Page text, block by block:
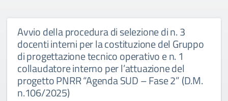
Avvio della procedura di selezione di n. 3
docenti interni per la costituzione del Gruppo
di progettazione tecnico operativo e n. 1
collaudatore interno per l’attuazione del
progetto PNRR “Agenda SUD – Fase 2” (D.M.
n.106/2025)